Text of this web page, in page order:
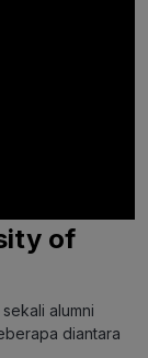
of
alumni
diantara